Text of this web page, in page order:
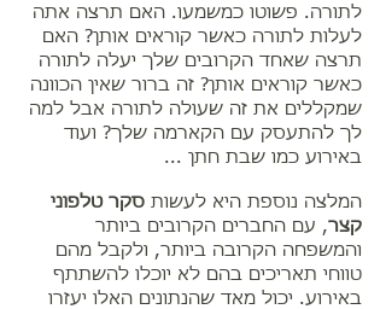
לתורה. פשוטו כמשמעו. האם תרצה אתה
לעלות לתורה כאשר קוראים אותן? האם
תרצה שאחד הקרובים שלך יעלה לתורה
כאשר קוראים אותן? זה ברור שאין הכוונה
שמקללים את זה שעולה לתורה אבל למה
לך להתעסק עם הקארמה שלך? ועוד
באירוע כמו שבת חתן ...
המלצה נוספת היא לעשות סקר טלפוני
קצר, עם החברים הקרובים ביותר
והמשפחה הקרובה ביותר, ולקבל מהם
טווחי תאריכים בהם לא יוכלו להשתתף
באירוע. יכול מאד שהנתונים האלו יעזרו